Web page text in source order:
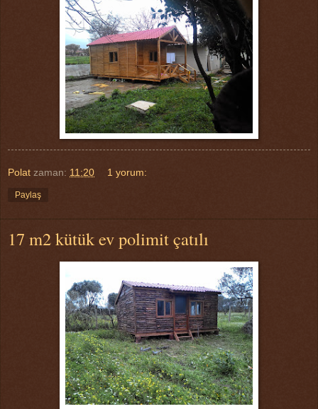
Polat zaman: 11:20 1 yorum:
Paylaş
17 m2 kütük ev polimit çatılı